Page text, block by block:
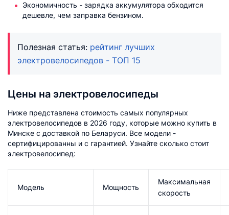
Экономичность - зарядка аккумулятора обходится
дешевле, чем заправка бензином.
Полезная статья: рейтинг лучших
электровелосипедов - ТОП 15
Цены на электровелосипеды
Ниже представлена стоимость самых популярных
электровелосипедов в 2026 году, которые можно купить в
Минске с доставкой по Беларуси. Все модели -
сертифицированны и с гарантией. Узнайте сколько стоит
электровелосипед:
Модель Мощность
Максимальная
скорость